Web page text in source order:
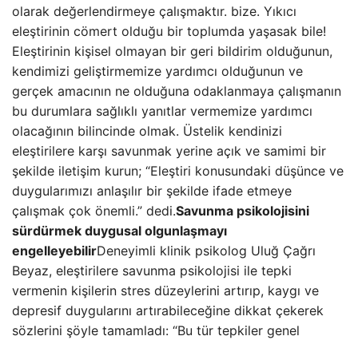
olarak değerlendirmeye çalışmaktır. bize. Yıkıcı
eleştirinin cömert olduğu bir toplumda yaşasak bile!
Eleştirinin kişisel olmayan bir geri bildirim olduğunun,
kendimizi geliştirmemize yardımcı olduğunun ve
gerçek amacının ne olduğuna odaklanmaya çalışmanın
bu durumlara sağlıklı yanıtlar vermemize yardımcı
olacağının bilincinde olmak. Üstelik kendinizi
eleştirilere karşı savunmak yerine açık ve samimi bir
şekilde iletişim kurun; “Eleştiri konusundaki düşünce ve
duygularımızı anlaşılır bir şekilde ifade etmeye
çalışmak çok önemli.” dedi.Savunma psikolojisini
sürdürmek duygusal olgunlaşmayı
engelleyebilirDeneyimli klinik psikolog Uluğ Çağrı
Beyaz, eleştirilere savunma psikolojisi ile tepki
vermenin kişilerin stres düzeylerini artırıp, kaygı ve
depresif duygularını artırabileceğine dikkat çekerek
sözlerini şöyle tamamladı: “Bu tür tepkiler genel